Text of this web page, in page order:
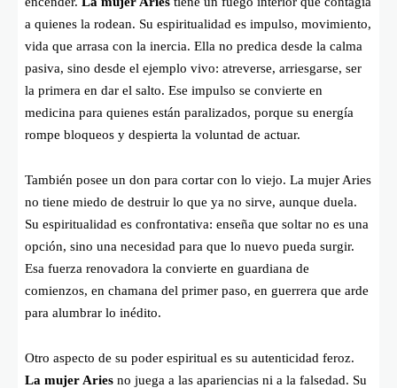
a quienes la rodean. Su espiritualidad es impulso, movimiento,
vida que arrasa con la inercia. Ella no predica desde la calma
pasiva, sino desde el ejemplo vivo: atreverse, arriesgarse, ser
la primera en dar el salto. Ese impulso se convierte en
medicina para quienes están paralizados, porque su energía
rompe bloqueos y despierta la voluntad de actuar.
También posee un don para cortar con lo viejo. La mujer Aries
no tiene miedo de destruir lo que ya no sirve, aunque duela.
Su espiritualidad es confrontativa: enseña que soltar no es una
opción, sino una necesidad para que lo nuevo pueda surgir.
Esa fuerza renovadora la convierte en guardiana de
comienzos, en chamana del primer paso, en guerrera que arde
para alumbrar lo inédito.
Otro aspecto de su poder espiritual es su autenticidad feroz.
La mujer Aries no juega a las apariencias ni a la falsedad. Su